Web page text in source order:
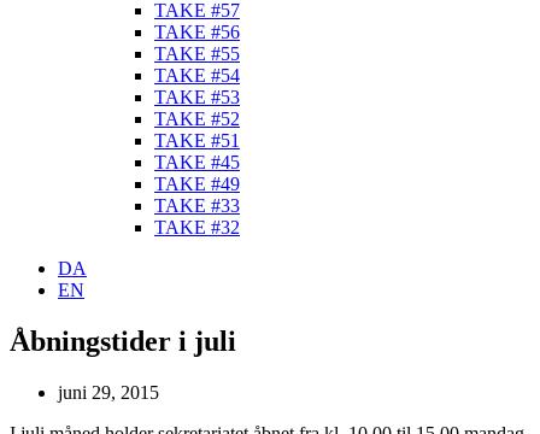
TAKE #57
TAKE #56
TAKE #55
TAKE #54
TAKE #53
TAKE #52
TAKE #51
TAKE #45
TAKE #49
TAKE #33
TAKE #32
DA
EN
Åbningstider i juli
juni 29, 2015